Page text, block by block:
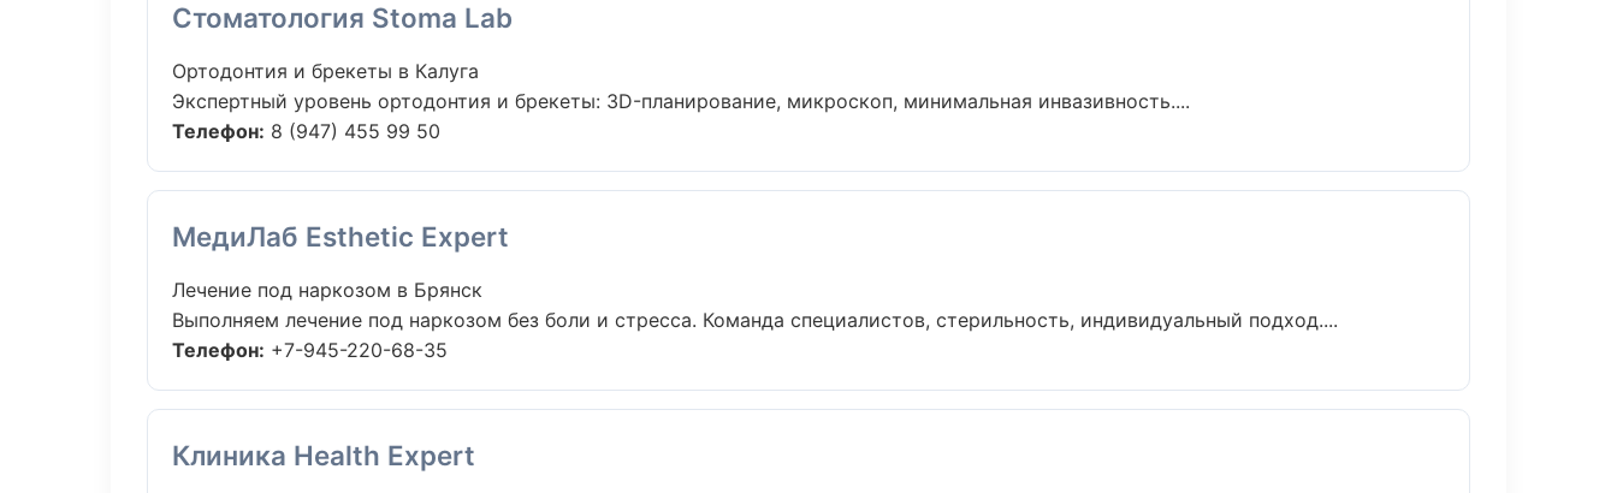
Стоматология Stoma Lab
Ортодонтия и брекеты в Калуга
Экспертный уровень ортодонтия и брекеты: 3D-планирование, микроскоп, минимальная инвазивность....
Телефон: 8 (947) 455 99 50
МедиЛаб Esthetic Expert
Лечение под наркозом в Брянск
Выполняем лечение под наркозом без боли и стресса. Команда специалистов, стерильность, индивидуальный подход....
Телефон: +7-945-220-68-35
Клиника Health Expert